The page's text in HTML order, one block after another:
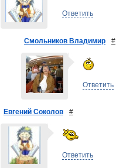
Ответить
Смольников Владимир #
Ответить
Евгений Соколов #
Ответить